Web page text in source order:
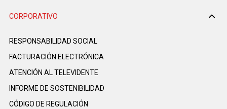
CORPORATIVO
RESPONSABILIDAD SOCIAL
FACTURACIÓN ELECTRÓNICA
ATENCIÓN AL TELEVIDENTE
INFORME DE SOSTENIBILIDAD
CÓDIGO DE REGULACIÓN